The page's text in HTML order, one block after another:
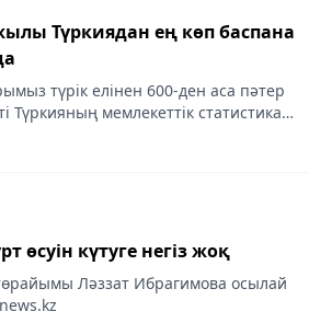
Түркиядан ең көп баспана
түрік елінен 600-ден аса пәтер
Түркияның мемлекеттік статистика
Aqshamnews.kz.
өсуін күтуге негіз жоқ
Ләззат Ибрагимова осылай